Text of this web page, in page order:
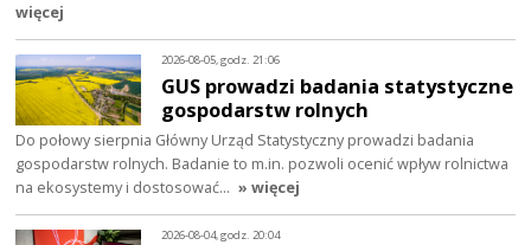
więcej
2026-08-05, godz. 21:06
GUS prowadzi badania statystyczne
gospodarstw rolnych
Do połowy sierpnia Główny Urząd Statystyczny prowadzi badania
gospodarstw rolnych. Badanie to m.in. pozwoli ocenić wpływ rolnictwa
na ekosystemy i dostosować… » więcej
2026-08-04, godz. 20:04